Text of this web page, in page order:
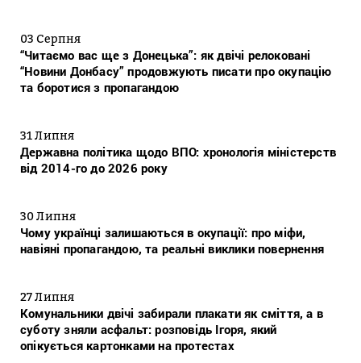
03 Серпня
“Читаємо вас ще з Донецька”: як двічі релоковані
“Новини Донбасу” продовжують писати про окупацію
та боротися з пропагандою
31 Липня
Державна політика щодо ВПО: хронологія міністерств
від 2014-го до 2026 року
30 Липня
Чому українці залишаються в окупації: про міфи,
навіяні пропагандою, та реальні виклики повернення
27 Липня
Комунальники двічі забирали плакати як сміття, а в
суботу зняли асфальт: розповідь Ігоря, який
опікується картонками на протестах